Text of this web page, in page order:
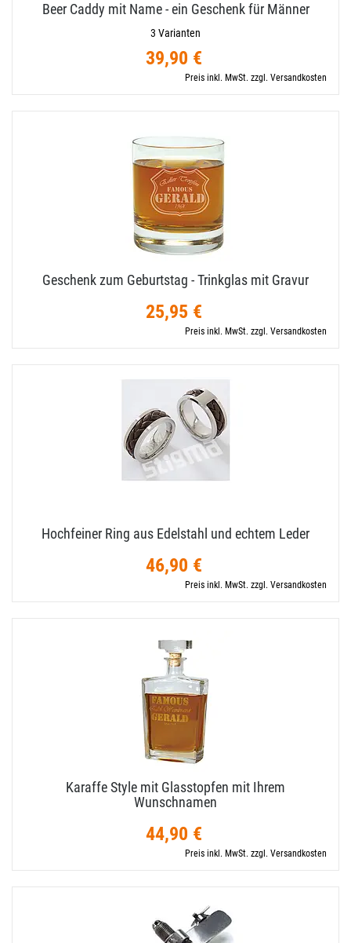
Beer Caddy mit Name - ein Geschenk für Männer
3 Varianten
39,90 €
Preis inkl. MwSt. zzgl. Versandkosten
Geschenk zum Geburtstag - Trinkglas mit Gravur
25,95 €
Preis inkl. MwSt. zzgl. Versandkosten
Hochfeiner Ring aus Edelstahl und echtem Leder
46,90 €
Preis inkl. MwSt. zzgl. Versandkosten
Karaffe Style mit Glasstopfen mit Ihrem
Wunschnamen
44,90 €
Preis inkl. MwSt. zzgl. Versandkosten